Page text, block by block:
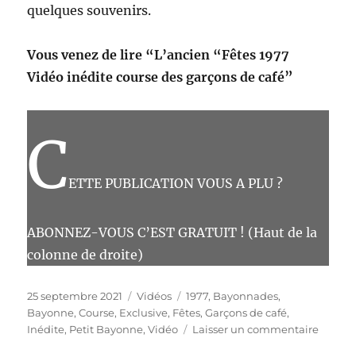
quelques souvenirs.
Vous venez de lire “L’ancien “Fêtes 1977
Vidéo inédite course des garçons de café”
CETTE PUBLICATION VOUS A PLU ?
ABONNEZ-VOUS C’EST GRATUIT ! (Haut de la
colonne de droite)
Publié
le
25 septembre 2021 Catégories
Vidéos Étiquettes
1977, Bayonnades,
Bayonne,Course, Exclusive, Fêtes,Garçons de café,
Inédite, Petit Bayonne,Vidéo Laisser un commentairesur